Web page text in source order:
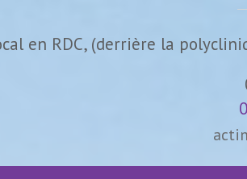
en RDC, (derrière la